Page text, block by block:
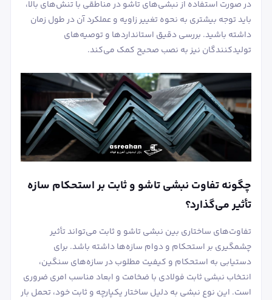
در صورت استفاده از نبشی‌های تاشو در مناطقی با تنش‌های بالا،
باید توجه بیشتری به نحوه تغییر زاویه و عملکرد آن در طول زمان
داشته باشید. بررسی دقیق استانداردها و توصیه‌های
تولیدکنندگان نیز به نصب صحیح کمک می‌کند.
چگونه تفاوت نبشی تاشو و ثابت بر استحکام سازه
تأثیر می‌گذارد؟
تفاوت‌های ساختاری بین نبشی تاشو و ثابت می‌تواند تأثیر
چشمگیری بر استحکام و دوام سازه‌ها داشته باشد. برای
دستیابی به استحکام و کیفیت مطلوب در سازه‌های سنگین،
انتخاب نبشی ثابت فولادی با ضخامت و ابعاد مناسب امری ضروری
است. این نوع نبشی به دلیل ساختار یکپارچه و ثابت خود، تحمل بار